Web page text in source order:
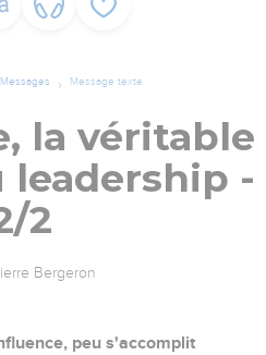
Message texte
la véritable
leadership -
2
Bergeron
peu s'accomplit